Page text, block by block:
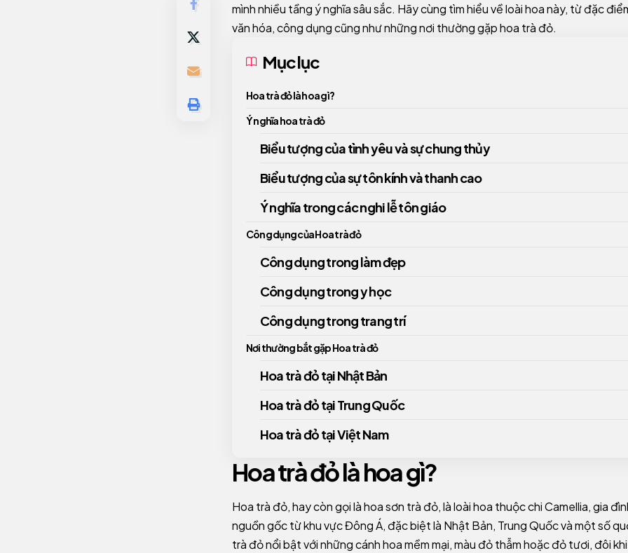
mình nhiều tầng ý nghĩa sâu sắc. Hãy cùng tìm hiểu về loài hoa này, từ đặc
văn hóa, công dụng cũng như những nơi thường gặp hoa trà đỏ.
Mục lục
Hoa trà đỏ là hoa gì?
Ý nghĩa hoa trà đỏ
Biểu tượng của tình yêu và sự chung thủy
Biểu tượng của sự tôn kính và thanh cao
Ý nghĩa trong các nghi lễ tôn giáo
Công dụng của Hoa trà đỏ
Công dụng trong làm đẹp
Công dụng trong y học
Công dụng trong trang trí
Nơi thường bắt gặp Hoa trà đỏ
Hoa trà đỏ tại Nhật Bản
Hoa trà đỏ tại Trung Quốc
Hoa trà đỏ tại Việt Nam
Hoa trà đỏ là hoa gì?
Hoa trà đỏ, hay còn gọi là hoa sơn trà đỏ, là loài hoa thuộc chi Camellia, gia
nguồn gốc từ khu vực Đông Á, đặc biệt là Nhật Bản, Trung Quốc và một số
trà đỏ nổi bật với những cánh hoa mềm mại, màu đỏ thẫm hoặc đỏ tươi, đôi